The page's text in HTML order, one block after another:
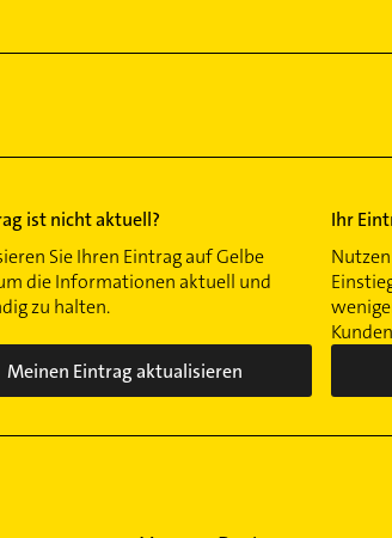
ist nicht aktuell?
Sie Ihren Eintrag auf Gelbe
die Informationen aktuell und
zu halten.
Meinen Eintrag aktualisieren
Ihr